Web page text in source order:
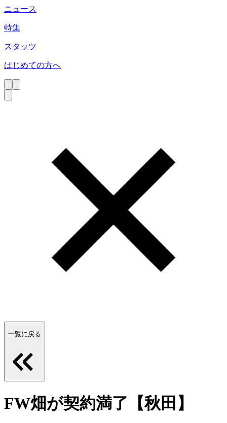
ニュース
特集
スタッツ
はじめての方へ
一覧に戻る
FW畑が契約満了【秋田】